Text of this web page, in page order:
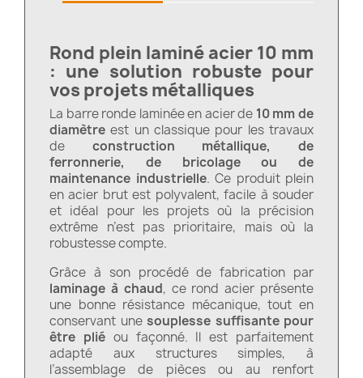
Rond plein laminé acier 10 mm
: une solution robuste pour
vos projets métalliques
La barre ronde laminée en acier de 10 mm de
diamètre est un classique pour les travaux
de construction métallique, de
ferronnerie, de bricolage ou de
maintenance industrielle. Ce produit plein
en acier brut est polyvalent, facile à souder
et idéal pour les projets où la précision
extrême n’est pas prioritaire, mais où la
robustesse compte.
Grâce à son procédé de fabrication par
laminage à chaud, ce rond acier présente
une bonne résistance mécanique, tout en
conservant une souplesse suffisante pour
être pliéou façonné. Il est parfaitement
adapté aux structures simples, à
l’assemblage de pièces ou au renfort